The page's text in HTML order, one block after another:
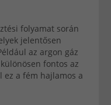
folyamat során
jelentősen
az argon gáz
fontos az
ez a fém hajlamos a